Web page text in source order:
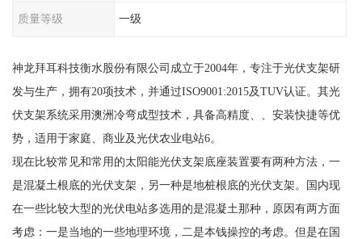
质量等级 一级
神龙拜耳科技衡水股份有限公司成立于2004年，专注于光伏支架研
发与生产，拥有20项技术，并通过ISO9001:2015及TUV认证。其光
伏支架系统采用澳洲冷弯成型技术，具备高精度、、安装快捷等优
势，适用于家庭、商业及光伏农业电站6。
现在比较常见和常用的太阳能光伏支架底座装置要有两种方法，一
是混凝土根底的光伏支架，另一种是地桩根底的光伏支架。国内现
在一些比较大型的光伏电站多选用的是混凝土那种，原因有两方面
考虑：一是当地的一些地理环境，二是本钱操控的考虑。但是在国